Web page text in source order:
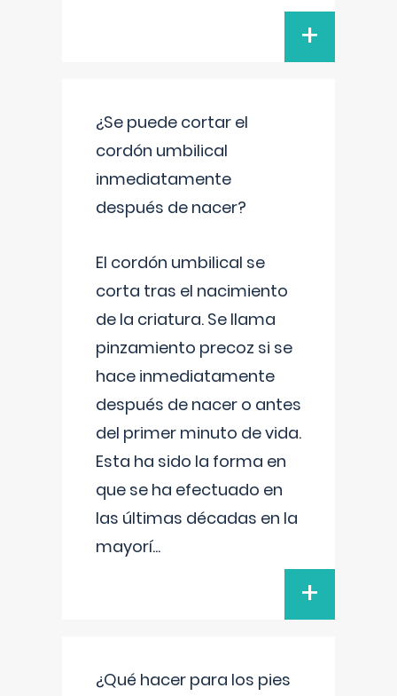
+
¿Se puede cortar el
cordón umbilical
inmediatamente
después de nacer?
El cordón umbilical se
corta tras el nacimiento
de la criatura. Se llama
pinzamiento precoz si se
hace inmediatamente
después de nacer o antes
del primer minuto de vida.
Esta ha sido la forma en
que se ha efectuado en
las últimas décadas en la
mayorí...
+
¿Qué hacer para los pies